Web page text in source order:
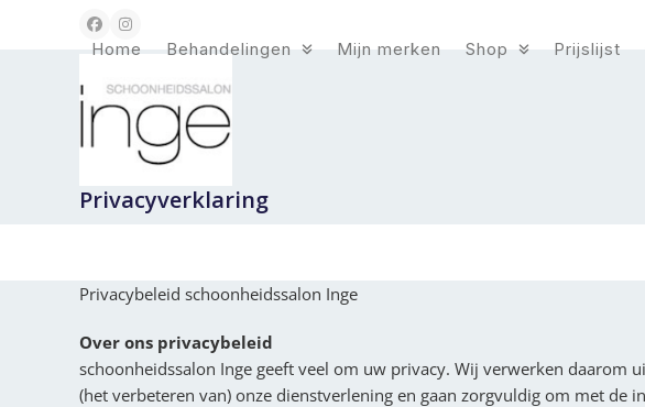
FacebookInstagram
Home
Behandelingen Mijn merken Shop Prijslijst
Privacyverklaring
Privacybeleid schoonheidssalon Inge
Over ons privacybeleid
schoonheidssalon Inge geeft veel om uw privacy. Wij verwerken daarom
(het verbeteren van) onze dienstverlening en gaan zorgvuldig om met de